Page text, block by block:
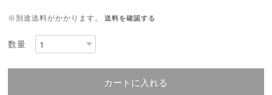
※別途送料がかかります。 送料を確認する
数量
カートに入れる